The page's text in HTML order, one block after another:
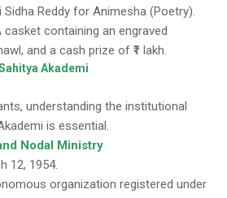
Sidha Reddy for Animesha (Poetry).
casket containing an engraved
and a cash prize of ₹1 lakh.
Akademi
understanding the institutional
is essential.
Nodal Ministry
12, 1954.
organization registered under